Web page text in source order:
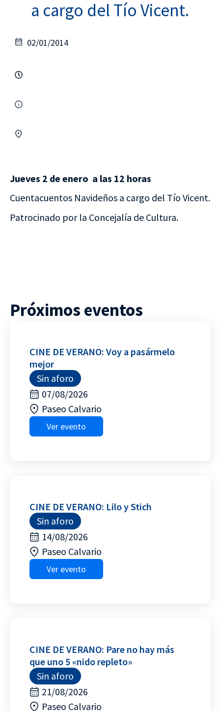
a cargo del Tío Vicent.
02/01/2014
Jueves 2 de enero a las 12 horas
Cuentacuentos Navideños a cargo del Tío Vicent.
Patrocinado por la Concejalía de Cultura.
Próximos eventos
CINE DE VERANO: Voy a pasármelo
mejor
Sin aforo
07/08/2026
Paseo Calvario
Ver evento
CINE DE VERANO: Lilo y Stich
Sin aforo
14/08/2026
Paseo Calvario
Ver evento
CINE DE VERANO: Pare no hay más
que uno 5 «nido repleto»
Sin aforo
21/08/2026
Paseo Calvario